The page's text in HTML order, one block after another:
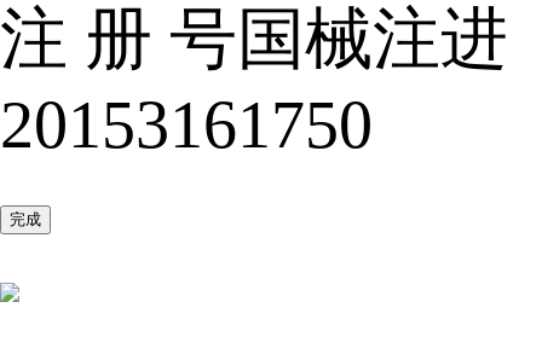
注 册 号国械注进
20153161750
完成